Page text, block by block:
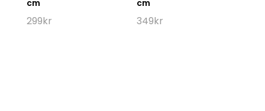
cm
299kr
cm
349kr